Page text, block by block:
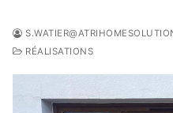
RÉALISATIONS